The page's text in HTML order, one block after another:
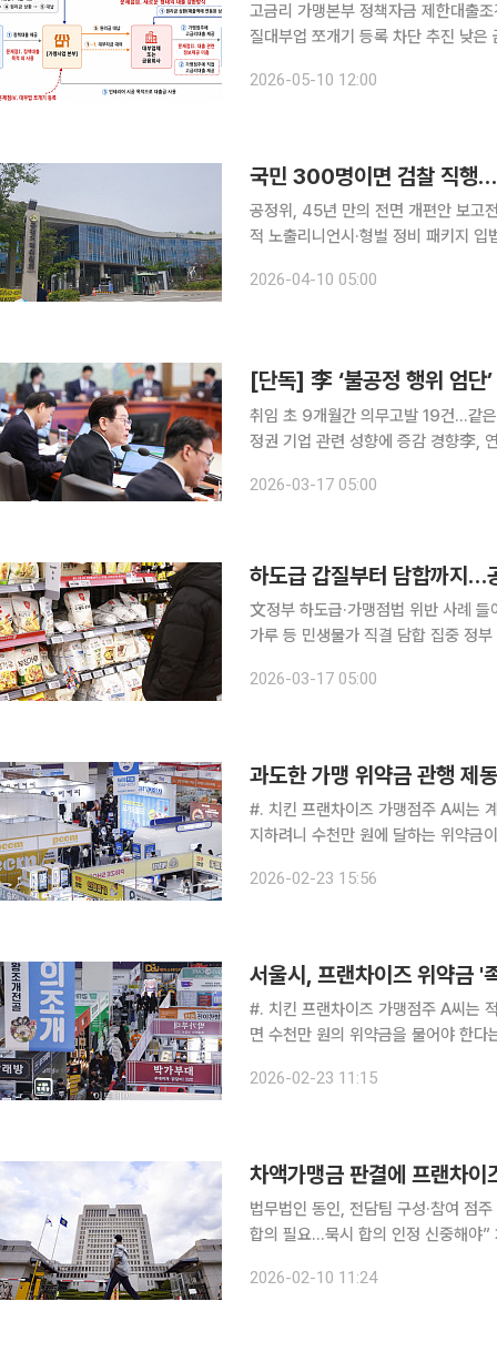
고금리 가맹본부 정책자금 제한대출
질대부업 쪼개기 등록 차단 추진 낮은 금리로 정책자금을 빌린 뒤 가맹점주에게 고금리로 돈을 다시
맹본부는 정책자금 이용이 원천 차단
2026-05-10 12:00
공정위, 45년 만의 전면 개편안 보고
적 노출리니언시·형벌 정비 패키지 입법 과제 공정거래위원회가 전속고발권 전면
입법으로 이어지려면 수사 전문성·조
2026-04-10 05:00
[단독] 李 ‘불공정 행위 엄단
취임 초 9개월간 의무고발 19건…
정권 기업 관련 성향에 증감 경향李,
루 담합 사건 등을 계기로 이재명 대통
2026-03-17 05:00
文정부 하도급·가맹점법 위반 사례
가루 등 민생물가 직결 담합 집중 정부 부처나 관계기관이 공정거래위원회에 부정·불법 행위 기업
혹에 집중되는 모습을 보이고 있다.
2026-03-17 05:00
과도한 가맹 위약금 관행 제
#. 치킨 프랜차이즈 가맹점주 A씨는
지하려니 수천만 원에 달하는 위약금
을 지속해야 했던 프랜차이즈 가맹점
2026-02-23 15:56
서울시, 프랜차이즈 위약금 '
#. 치킨 프랜차이즈 가맹점주 A씨는
면 수천만 원의 위약금을 물어야 한
매출 부진으로 폐업을 원해도 수천만
2026-02-23 11:15
차액가맹금 판결에 프랜차이
법무법인 동인, 전담팀 구성·참여 점
합의 필요…묵시 합의 인정 신중해야” 차액가맹금 수취에 관한 구체적 합의가 없으면 부당이득에 해
늘고 있다. 일부 법무법인은 전담팀을
2026-02-10 11:24